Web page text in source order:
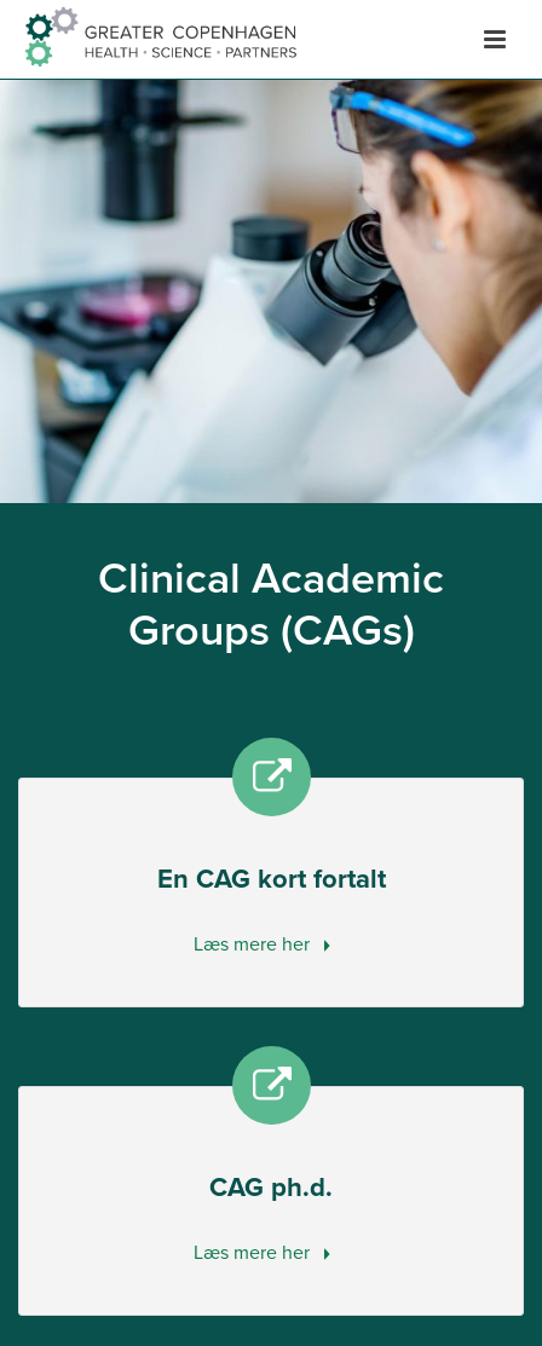
Hop
til
indhold
Clinical Academic
Groups (CAGs)
En CAG kort fortalt
Læs mere her
CAG ph.d.
Læs mere her